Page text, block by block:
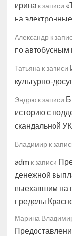
ирина к записи
на
Александр к
по
Татьяна к записи
культурно-
Эндрю к записи
историю с
скандальной УК
Владимир к
adm к записи
денежной
выехавшим на
пределы
Марина